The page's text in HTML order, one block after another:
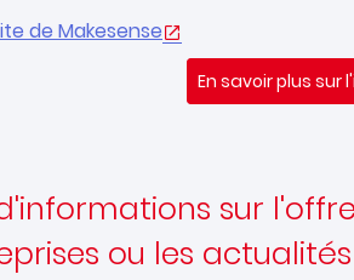
de Makesense
En savoir plus
sur
ou les actualités